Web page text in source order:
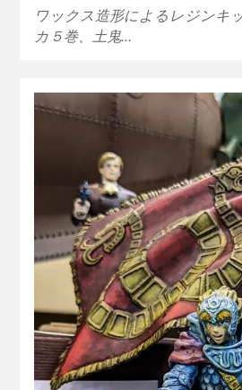
ワックス造形によるレジンキ
カ５巻、土鬼…